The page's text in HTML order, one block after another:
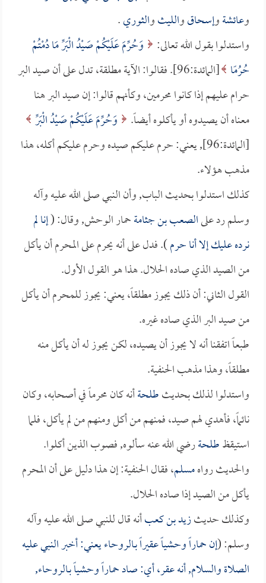
وعائشةوإسحاقوالليثوالثوري.
واستدلوا بقول الله تعالى:
وَحُرِّمَ عَلَيْكُمْ صَيْدُ الْبَرِّ مَا دُمْتُمْ
حُرُمًا
[المائدة:96]. فقالوا: الآية مطلقة، تدل على أن صيد البر
حرام عليهم إذا كانوا محرمين، وكأنهم قالوا: إن صيد البر هنا
معناه أن يصيدوه أو يأكلوه أيضاً.
وَحُرِّمَ عَلَيْكُمْ صَيْدُ الْبَرِّ
[المائدة:96], يعني: حرم عليكم صيده وحرم عليكم أكله، هذا
مذهب هؤلاء.
كذلك استدلوا بحديث الباب, وأن النبي صلى الله عليه وآله
وسلم رد علىالصعب بن جثامةحمار الوحش, وقال: (إنا لم
نرده عليك إلا أنا حرم). فدل على أنه يحرم على المحرم أن يأكل
من الصيد الذي صاده الحلال. هذا هو القول الأول.
القول الثاني: أن ذلك يجوز مطلقاً، يعني: يجوز للمحرم أن يأكل
من صيد البر الذي صاده غيره.
طبعاً اتفقنا أنه لا يجوز أن يصيده، لكن يجوز له أن يأكل منه
مطلقاً، وهذا مذهب الحنفية.
واستدلوا لذلك بحديثطلحةأنه كان محرماً في أصحابه، وكان
نائماً، فأهدي لهم صيد، فمنهم من أكل ومنهم من لم يأكل، فلما
استيقظطلحةرضي الله عنه سألوه, فصوب الذين أكلوا.
والحديث رواهمسلم، فقال الحنفية: إن هذا دليل على أن المحرم
يأكل من الصيد إذا صاده الحلال.
وكذلك حديثزيد بن كعبأنه قال للنبي صلى الله عليه وآله
وسلم: (إن حماراً وحشياً عقيراً بـالروحاء يعني: أخبر النبي عليه
الصلاة والسلام, أنه عقر، أي: صاد حماراً وحشياً بـالروحاء,